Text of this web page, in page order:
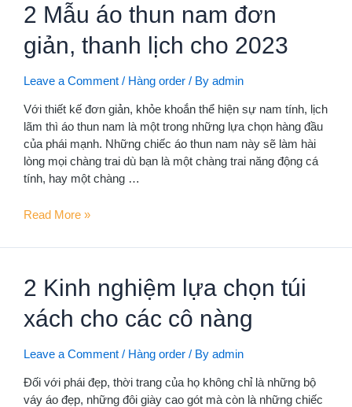
váy
cơ
bản
cho
phái
diện
bất
kỳ
lúc
nào
2 Mẫu áo thun nam đơn
giản, thanh lịch cho 2023
Leave a Comment / Hàng order / By admin
Với thiết kế đơn giản, khỏe khoắn thể hiện sự nam tính, lịch
lãm thì áo thun nam là một trong những lựa chọn hàng đầu
của phái mạnh. Những chiếc áo thun nam này sẽ làm hài
lòng mọi chàng trai dù bạn là một chàng trai năng động cá
tính, hay một chàng …
2
áo
nam
đơn
giản,
lịch
2023
Read More »
2 Kinh nghiệm lựa chọn túi
xách cho các cô nàng
Leave a Comment / Hàng order / By admin
Đối với phái đẹp, thời trang của họ không chỉ là những bộ
váy áo đẹp, những đôi giày cao gót mà còn là những chiếc